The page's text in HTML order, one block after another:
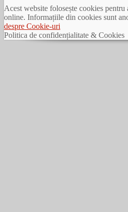
Acest website folosește cookies pentru
online. Informațiile din cookies sunt
despre Cookie-uri
Politica de confidențialitate & Cookies